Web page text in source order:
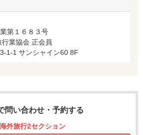
第１６８３号
業協会 正会員
1-1 サンシャイン60 8F
問い合わせ・予約する
海外旅行2セクション